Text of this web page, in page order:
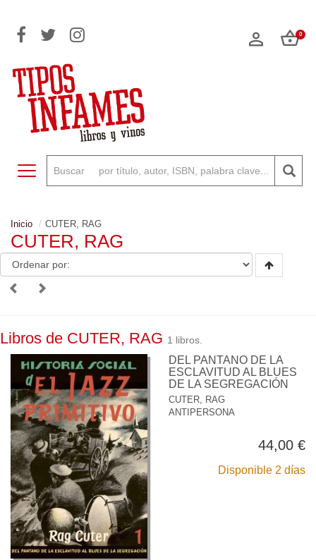
0
Toggle navigation
Inicio CUTER, RAG
CUTER, RAG
Libros de CUTER, RAG 1 libros.
DEL PANTANO DE LA
ESCLAVITUD AL BLUES
DE LA SEGREGACIÓN
CUTER, RAG
ANTIPERSONA
44,00 €
Disponible 2 días